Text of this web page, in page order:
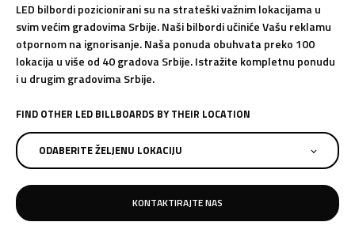
LED bilbordi pozicionirani su na strateški važnim lokacijama u
svim većim gradovima Srbije. Naši bilbordi učiniće Vašu reklamu
otpornom na ignorisanje. Naša ponuda obuhvata preko 100
lokacija u više od 40 gradova Srbije. Istražite kompletnu ponudu
i u drugim gradovima Srbije.
FIND OTHER LED BILLBOARDS BY THEIR LOCATION
ODABERITE ŽELJENU LOKACIJU
KONTAKTIRAJTE NAS